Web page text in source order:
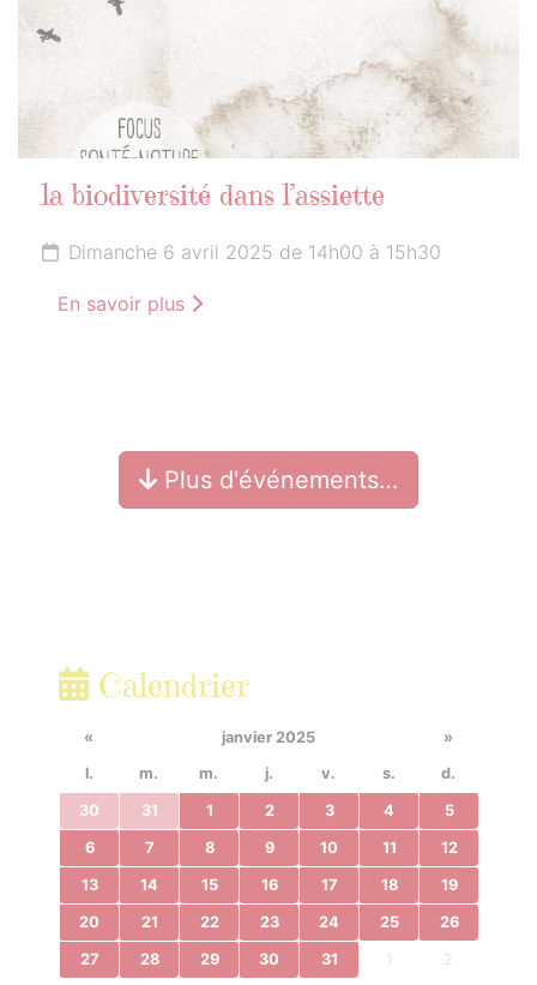
la biodiversité dans l’assiette
Dimanche 6 avril 2025 de 14h00 à 15h30
En savoir plus
Plus d'événements…
Calendrier
« janvier 2025
»
l.
m. m. j. v. s. d.
30 31 1 2 3 4 5
6 7 8 9 10 11 12
13 14 15 16 17 18 19
20 21 22 23 24 25 26
27 28 29 30 31 2